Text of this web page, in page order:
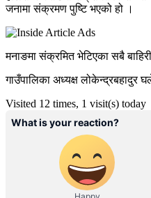
जनामा संक्रमण पुष्टि भएको हो ।
मनाङमा संक्रमित भेटिएका सबै
गाउँपालिका अध्यक्ष लोकेन्द्रबहादुर
Visited 12 times, 1 visit(s) today